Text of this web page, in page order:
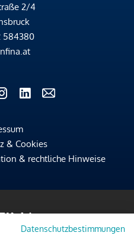
2/4
584380
& Cookies
& rechtliche Hinweise
Datenschutzbestimmungen